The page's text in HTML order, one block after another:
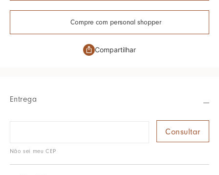
Compre com personal shopper
Compartilhar
Entrega
Não sei meu CEP